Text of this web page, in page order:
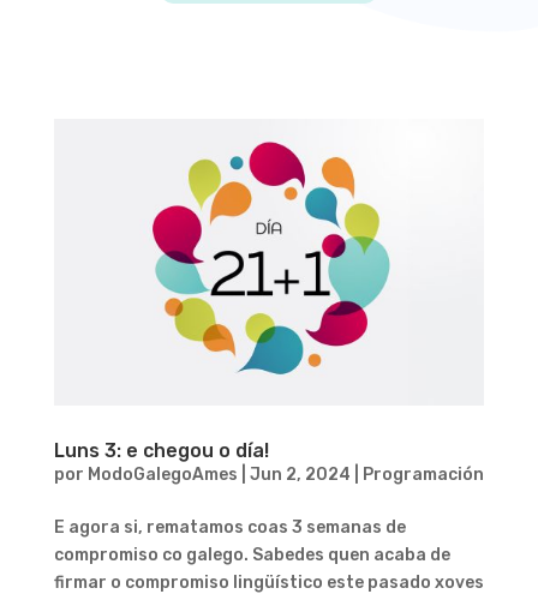
Luns 3: e chegou o día!
por ModoGalegoAmes Jun 2, 2024 Programación
E agora si, rematamos coas 3 semanas de
compromiso co galego. Sabedes quen acaba de
firmar o compromiso lingüístico este pasado xoves